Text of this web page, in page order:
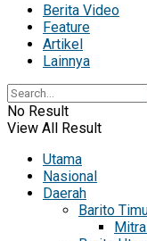
Berita Video
Feature
Artikel
Lainnya
No Result
View All Result
Utama
Nasional
Daerah
Barito